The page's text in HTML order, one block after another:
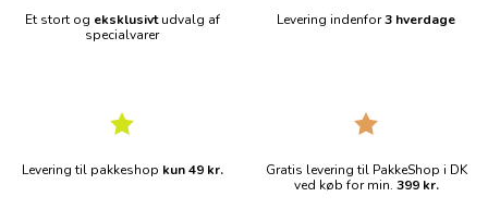
Et stort og eksklusivtudvalg af
specialvarer
Levering indenfor3 hverdage
Levering til pakkeshop kun 49 kr.
Gratis levering til PakkeShop i DK
ved køb for min. 399 kr.